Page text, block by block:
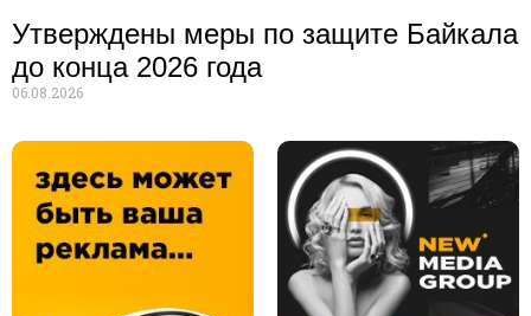
Утверждены меры по защите Байкала
до конца 2026 года
06.08.2026